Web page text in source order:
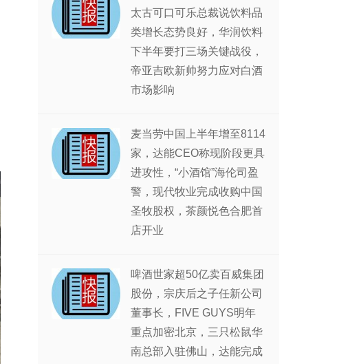
太古可口可乐总裁说饮料品
类增长态势良好，华润饮料
下半年要打三场关键战役，
帝亚吉欧新帅努力应对白酒
市场影响
麦当劳中国上半年增至8114
家，达能CEO称现阶段更具
进攻性，“小酒馆”海伦司盈
警，现代牧业完成收购中国
圣牧股权，茶颜悦色合肥首
店开业
啤酒世家超50亿卖百威集团
股份，宗庆后之子任新公司
董事长，FIVE GUYS明年
重点加密北京，三只松鼠华
南总部入驻佛山，达能完成